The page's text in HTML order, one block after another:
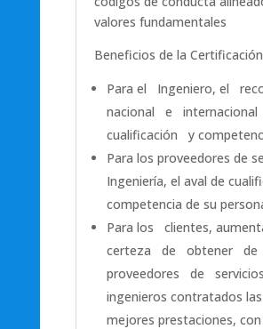
valores fundamentales
Beneficios de la
Para el Ingeniero, el
nacional e
cualificación y
Para los proveedores de
Ingeniería, el aval de
competencia de su
Para los clientes,
certeza de obtener de
proveedores de
ingenieros contratados
mejores prestaciones, con